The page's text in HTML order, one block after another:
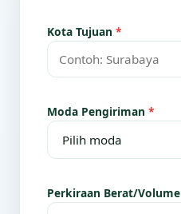
Kota Tujuan *
Moda Pengiriman *
Perkiraan Berat/Volume